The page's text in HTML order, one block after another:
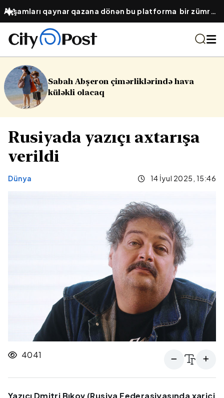
Axşamları qaynar qazana dönən bu platforma bir zümrə
qadınlarla dolu olur...
hava
16 yaşlı
Rusiyada yazıçı axtarışa
verildi
Dünya 14 İyul 2025, 15:46
4041
Yazıçı Dmitri Bıkov (Rusiya Federasiyasında xarici